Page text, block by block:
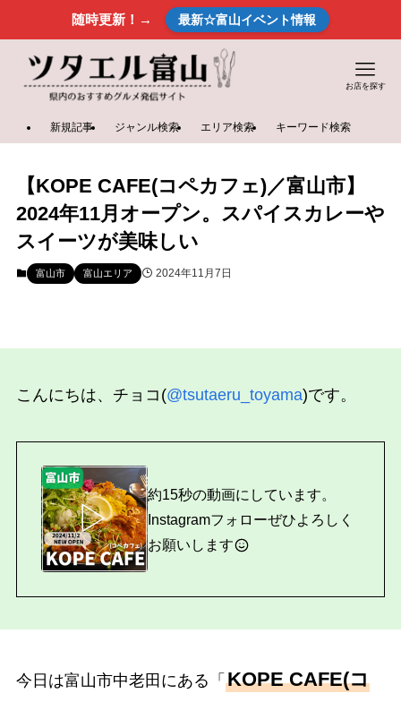
随時更新！→ 最新☆富山イベント情報
お店を探す
新規記事 ジャンル検索 エリア検索 キーワード検索
【KOPE CAFE(コペカフェ)／富山市】
2024年11月オープン。スパイスカレーや
スイーツが美味しい
富山市 富山エリア 2024年11月7日
こんにちは、チョコ(@tsutaeru_toyama)です。
▷
約15秒の動画にしています。
Instagramフォローぜひよろしく
お願いします
今日は富山市中老田にある「 KOPE CAFE(コ